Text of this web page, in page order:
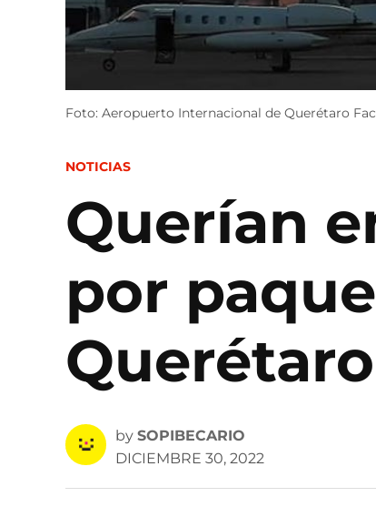
Foto: Aeropuerto Internacional de Querétaro
POSTED
NOTICIAS
Querían
por
Querétaro
by SOPIBECARIO
DICIEMBRE 30, 2022